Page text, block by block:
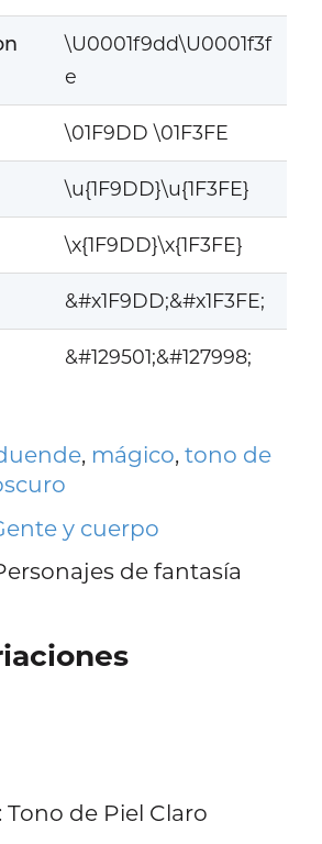
\U0001f9dd\U0001f3f
e
\01F9DD \01F3FE
\u{1F9DD}\u{1F3FE}
\x{1F9DD}\x{1F3FE}
&#x1F9DD;&#x1F3FE;
&#129501;&#127998;
, mágico, tono de
y cuerpo
de fantasía
Tono de Piel Claro